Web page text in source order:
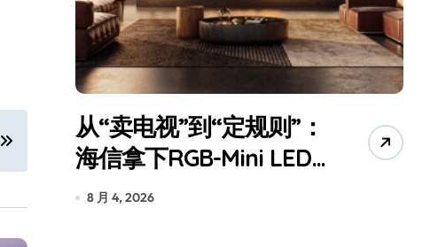
从“卖电视”到“定规则”：
海信拿下RGB-Mini LED
全球话语权
8 月 4, 2026